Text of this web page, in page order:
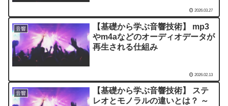
2026.03.27
音響
【基礎から学ぶ音響技術】 mp3
やm4aなどのオーディオデータが
再生される仕組み
2026.02.13
音響
【基礎から学ぶ音響技術】 ステ
レオとモノラルの違いとは？ ～